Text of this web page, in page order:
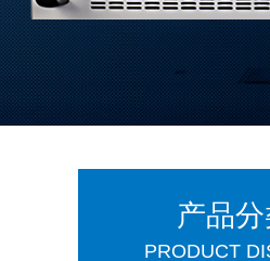
产品
PRODUCT